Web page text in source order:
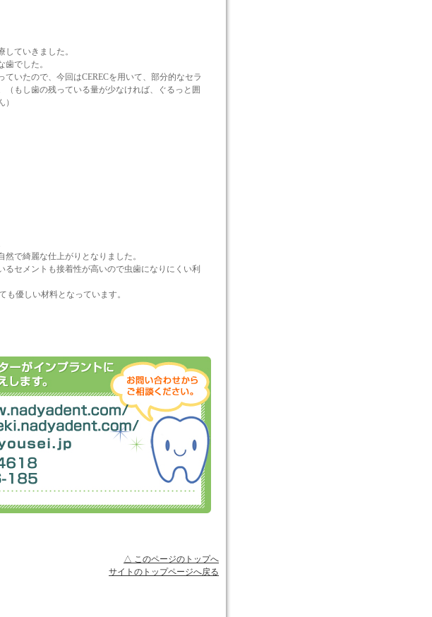
ていきました。
でした。
いたので、今回はCERECを用いて、部分的なセラ
（もし歯の残っている量が少なければ、ぐるっと囲
で綺麗な仕上がりとなりました。
るセメントも接着性が高いので虫歯になりにくい利
も優しい材料となっています。
△ このページのトップへ
サイトのトップページへ戻る